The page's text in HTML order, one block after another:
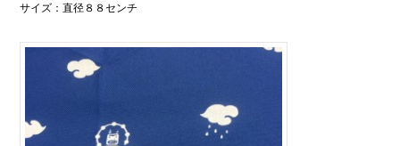
サイズ：直径８８センチ